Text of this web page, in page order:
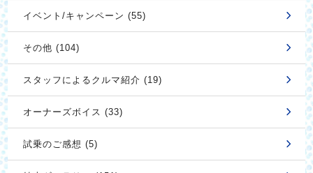
イベント/キャンペーン (55)
その他 (104)
スタッフによるクルマ紹介 (19)
オーナーズボイス (33)
試乗のご感想 (5)